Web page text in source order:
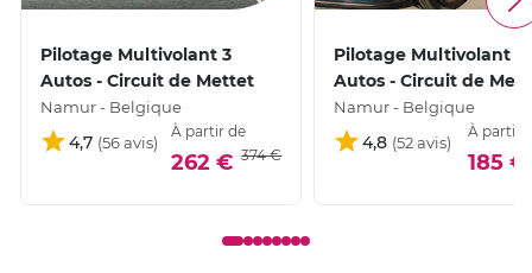
Pilotage Multivolant 3
Autos - Circuit de Mettet
Namur - Belgique
4,7
À partir de
262 € 374 €
Pilotage Multivolant 2
Autos - Circuit de
Namur - Belgique
4,8
À partir
185 €